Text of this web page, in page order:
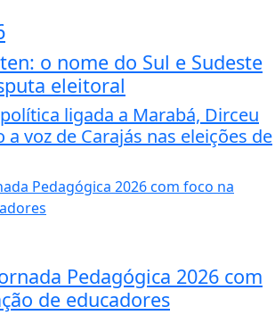
o nome do Sul e Sudeste
eleitoral
ligada a Marabá, Dirceu
voz de Carajás nas eleições de
Pedagógica 2026 com
de educadores